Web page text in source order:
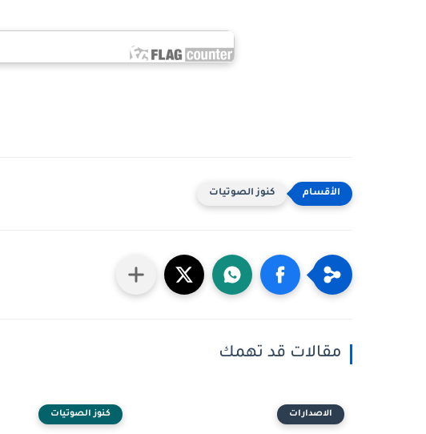
كنوز الصوتيات
مقالات قد تهمك
الاصدارات كنوز الصوتيات